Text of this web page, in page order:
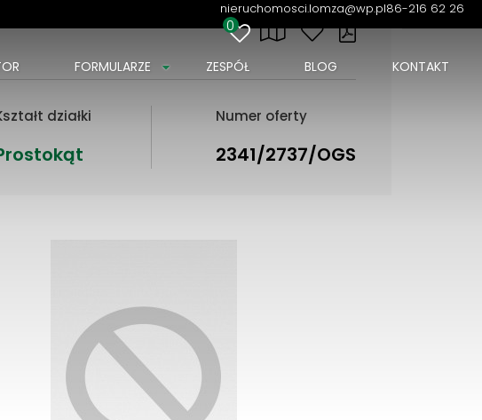
nieruchomosci.lomza@wp.pl86-216 62 26
0
FORMULARZE ZESPÓŁ BLOG KONTAKT
działki Numer oferty
2341/2737/OGS